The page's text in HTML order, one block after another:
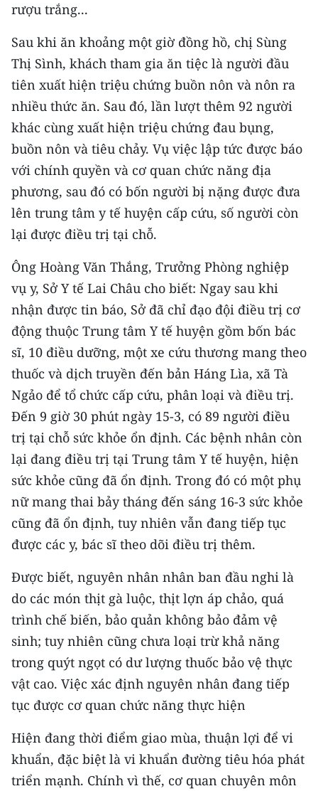
RADIO
MEDIA CENTER
E-Magazine
Video
Media Chính trị
Media Kinh tế
Media Văn hóa
Media Xã hội
Media Pháp luật
Media Du lịch
Media Thế giới
Media Thể thao
Media Giáo dục
Media Y tế
Media Khoa học - Công nghệ
Media Môi trường
Ảnh
Infographic
TIN MỚI
TIN ĐỊA PHƯƠNG
Trung du và miền núi phía Bắc
Đồng bằng sông Hồng
Duyên hải Nam Trung Bộ và Tây
Nguyên
rượu trắng...
Sau khi ăn khoảng một giờ đồng hồ, chị Sùng
Thị Sình, khách tham gia ăn tiệc là người đầu
tiên xuất hiện triệu chứng buồn nôn và nôn ra
nhiều thức ăn. Sau đó, lần lượt thêm 92 người
khác cùng xuất hiện triệu chứng đau bụng,
buồn nôn và tiêu chảy. Vụ việc lập tức được báo
với chính quyền và cơ quan chức năng địa
phương, sau đó có bốn người bị nặng được đưa
lên trung tâm y tế huyện cấp cứu, số người còn
lại được điều trị tại chỗ.
Ông Hoàng Văn Thắng, Trưởng Phòng nghiệp
vụ y, Sở Y tế Lai Châu cho biết: Ngay sau khi
nhận được tin báo, Sở đã chỉ đạo đội điều trị cơ
động thuộc Trung tâm Y tế huyện gồm bốn bác
sĩ, 10 điều dưỡng, một xe cứu thương mang theo
thuốc và dịch truyền đến bản Háng Lìa, xã Tà
Ngảo để tổ chức cấp cứu, phân loại và điều trị.
Đến 9 giờ 30 phút ngày 15-3, có 89 người điều
trị tại chỗ sức khỏe ổn định. Các bệnh nhân còn
lại đang điều trị tại Trung tâm Y tế huyện, hiện
sức khỏe cũng đã ổn định. Trong đó có một phụ
nữ mang thai bảy tháng đến sáng 16-3 sức khỏe
cũng đã ổn định, tuy nhiên vẫn đang tiếp tục
được các y, bác sĩ theo dõi điều trị thêm.
Được biết, nguyên nhân nhân ban đầu nghi là
do các món thịt gà luộc, thịt lợn áp chảo, quá
trình chế biến, bảo quản không bảo đảm vệ
sinh; tuy nhiên cũng chưa loại trừ khả năng
trong quýt ngọt có dư lượng thuốc bảo vệ thực
vật cao. Việc xác định nguyên nhân đang tiếp
tục được cơ quan chức năng thực hiện
Hiện đang thời điểm giao mùa, thuận lợi để vi
khuẩn, đặc biệt là vi khuẩn đường tiêu hóa phát
triển mạnh. Chính vì thế, cơ quan chuyên môn